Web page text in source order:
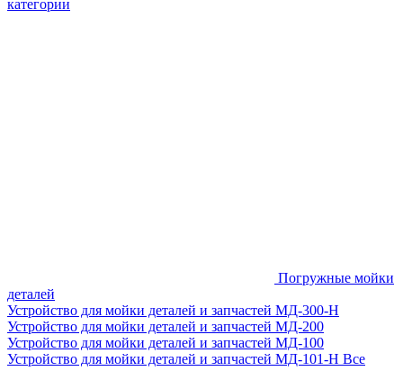
категории
Погружные мойки
деталей
Устройство для мойки деталей и запчастей МД-300-H
Устройство для мойки деталей и запчастей МД-200
Устройство для мойки деталей и запчастей МД-100
Устройство для мойки деталей и запчастей МД-101-Н Все